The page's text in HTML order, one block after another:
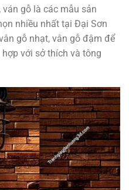
gỗ là các mẫu sản
nhiều nhất tại Đại Sơn
gỗ nhạt, vân gỗ đậm để
với sở thích và tông